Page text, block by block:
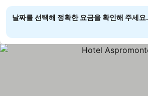
날짜를 선택해 정확한 요금을 확인해 주세요.